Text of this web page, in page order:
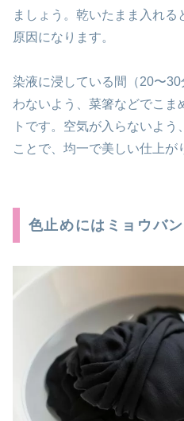
ましょう。乾いたまま入れ
原因になります。
染液に浸している間（20〜
わないよう、菜箸などでこま
トです。空気が入らないよう
ことで、均一で美しい仕上が
色止めにはミョウバ